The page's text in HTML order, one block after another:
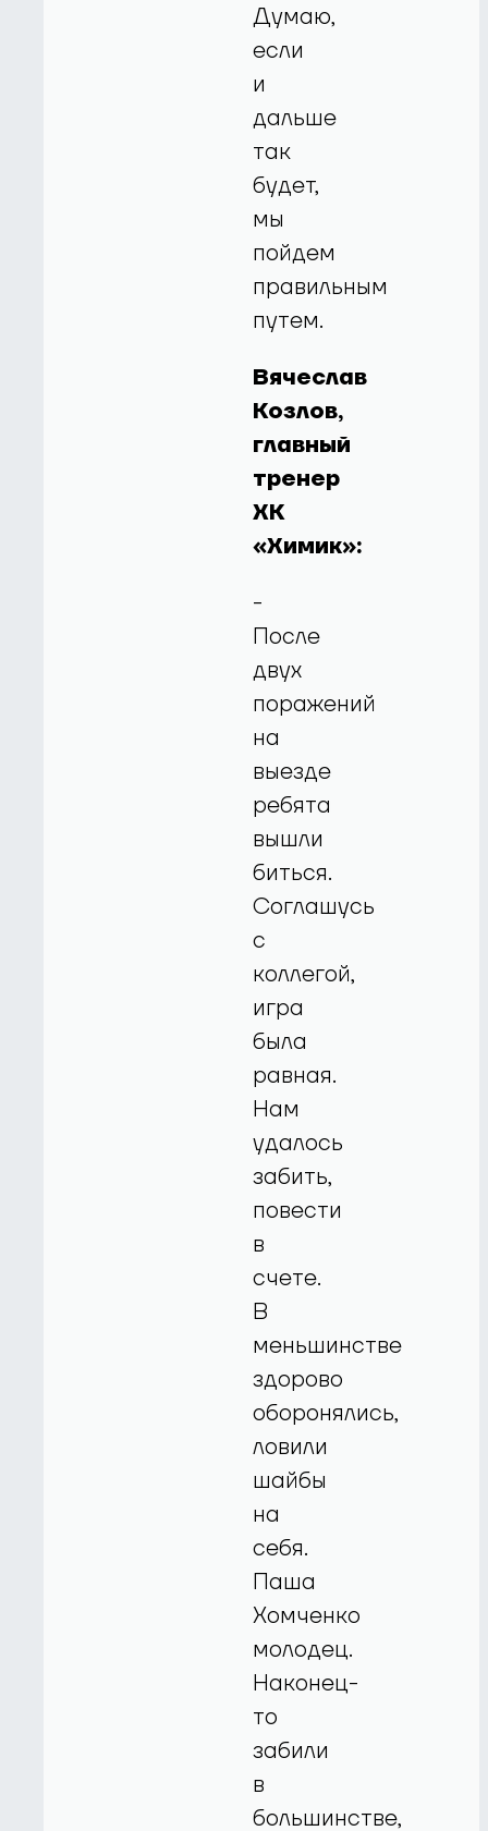
Думаю,
если
и
дальше
так
будет,
мы
пойдем
правильным
путем.
Вячеслав
Козлов,
главный
тренер
ХК
«Химик»:
-
После
двух
поражений
на
выезде
ребята
вышли
биться.
Соглашусь
с
коллегой,
игра
была
равная.
Нам
удалось
забить,
повести
в
счете.
В
меньшинстве
здорово
оборонялись,
ловили
шайбы
на
себя.
Паша
Хомченко
молодец.
Наконец-
то
забили
в
большинстве,